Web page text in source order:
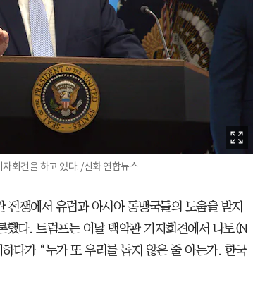
회견을 하고 있다. /신화 연합뉴스
전쟁에서 유럽과 아시아 동맹국들의 도움을 받지
했다. 트럼프는 이날 백악관 기자회견에서 나토(N
다가 “누가 또 우리를 돕지 않은 줄 아는가. 한국